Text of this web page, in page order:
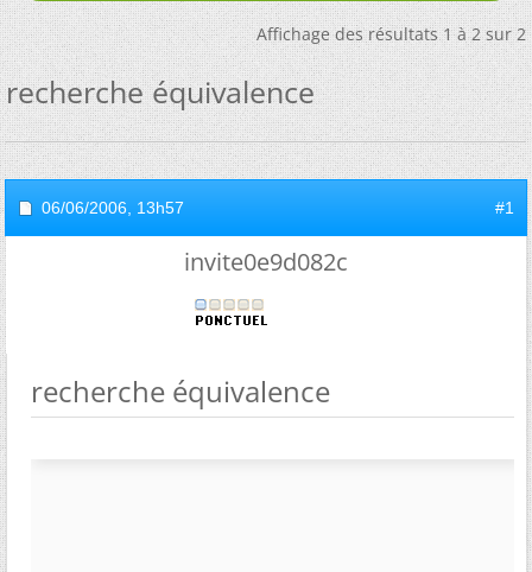
Affichage des résultats 1 à 2 sur 2
recherche équivalence
06/06/2006, 13h57 #1
invite0e9d082c
recherche équivalence